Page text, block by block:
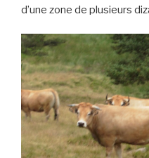
d’une zone de plusieurs